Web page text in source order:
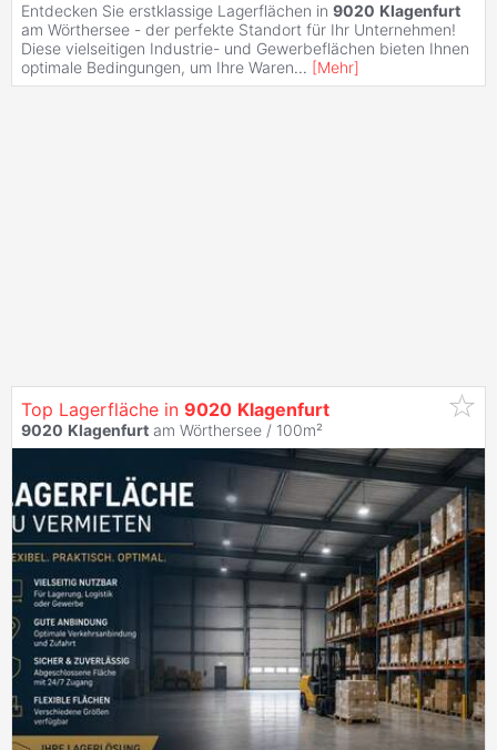
Entdecken Sie erstklassige Lagerflächen in 9020 Klagenfurt
am Wörthersee - der perfekte Standort für Ihr Unternehmen!
Diese vielseitigen Industrie- und Gewerbeflächen bieten Ihnen
optimale Bedingungen, um Ihre Waren... [Mehr]
Top Lagerfläche in 9020 Klagenfurt
9020 Klagenfurt am Wörthersee / 100m²